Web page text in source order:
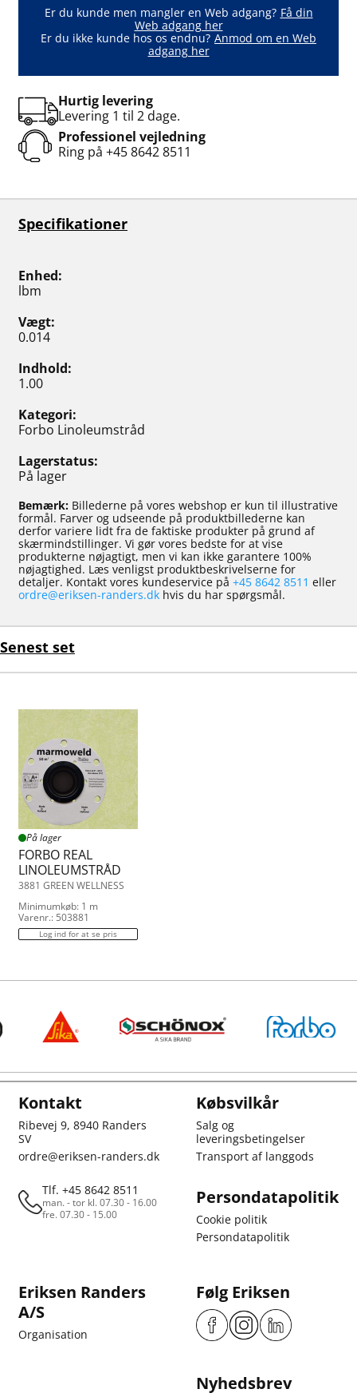
Er du kunde men mangler en Web adgang? Få din
Web adgang her
Er du ikke kunde hos os endnu? Anmod om en Web
adgang her
Hurtig levering
Levering 1 til 2 dage.
Professionel vejledning
Ring på +45 8642 8511
Specifikationer
Enhed
lbm
Vægt
0.014
Indhold
1.00
Kategori
Forbo Linoleumstråd
Lagerstatus
På lager
Bemærk: Billederne på vores webshop er kun til illustrative
formål. Farver og udseende på produktbillederne kan
derfor variere lidt fra de faktiske produkter på grund af
skærmindstillinger. Vi gør vores bedste for at vise
produkterne nøjagtigt, men vi kan ikke garantere 100%
nøjagtighed. Læs venligst produktbeskrivelserne for
detaljer. Kontakt vores kundeservice på +45 8642 8511 eller
ordre@eriksen-randers.dk hvis du har spørgsmål.
Senest set
På lager
FORBO REAL
LINOLEUMSTRÅD
3881 GREEN WELLNESS
Minimumkøb: 1 m
Varenr.: 503881
Log ind for at se pris
Kontakt
Ribevej 9, 8940 Randers
SV
ordre@eriksen-randers.dk
Tlf. +45 8642 8511
man. - tor kl. 07.30 - 16.00
fre. 07.30 - 15.00
Købsvilkår
Salg og
leveringsbetingelser
Transport af langgods
Persondatapolitik
Cookie politik
Persondatapolitik
Eriksen Randers
A/S
Organisation
Følg Eriksen
Nyhedsbrev